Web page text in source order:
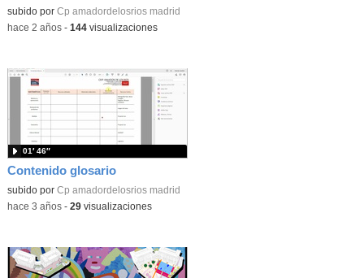
Contenido educativo.
subido por Cp amadordelosrios madrid
-hace 2 años- 144visualizaciones
Contenido glosario
subido por Cp amadordelosrios madrid
01′ 46″
-hace 3 años- 29visualizaciones